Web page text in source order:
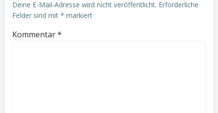
Deine E-Mail-Adresse wird nicht veröffentlicht. Erforderliche
Felder sind mit * markiert
Kommentar*